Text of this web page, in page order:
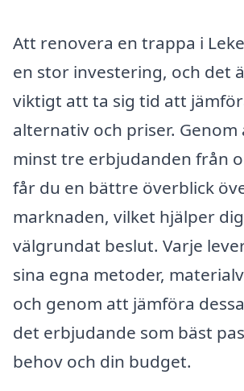
Att renovera en trappa i
en stor investering, och det
viktigt att ta sig tid att
alternativ och priser.
minst tre erbjudanden från
får du en bättre överblick
marknaden, vilket hjälper
välgrundat beslut. Varje
sina egna metoder,
och genom att jämföra
det erbjudande som bäst
behov och din budget.